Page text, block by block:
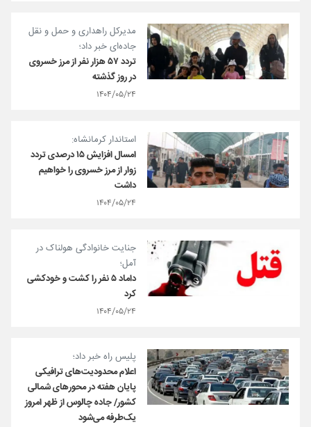
مدیرکل راهداری و حمل و نقل
جاده‌ای خبر داد؛
تردد ۵۷ هزار نفر از مرز خسروی
در روز گذشته
۱۴۰۴/۰۵/۲۴
استاندار کرمانشاه:
امسال افزایش ۱۵ درصدی تردد
زوار از مرز خسروی را خواهیم
داشت
۱۴۰۴/۰۵/۲۴
جنایت خانوادگی هولناک در
آمل؛
داماد ۵ نفر را کشت و خودکشی
کرد
۱۴۰۴/۰۵/۲۴
پلیس راه خبر داد؛
اعلام محدودیت‌های ترافیکی
پایان هفته در محورهای شمالی
کشور/ جاده چالوس از ظهر امروز
یک‌طرفه می‌شود